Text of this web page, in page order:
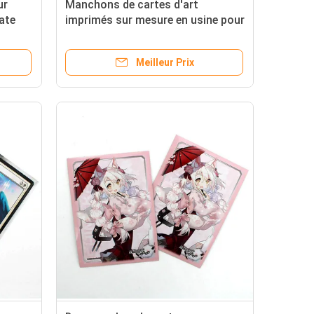
Manchons de cartes d'art
imprimés sur mesure en usine pour
holographiques Yugioh TCG
Meilleur Prix